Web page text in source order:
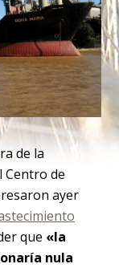
de la
Centro de
ayer
que «la
nula